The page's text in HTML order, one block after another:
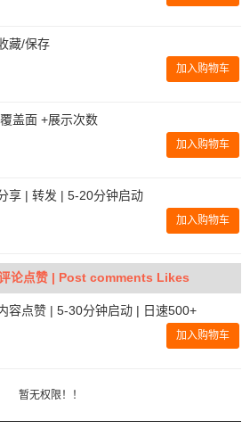
藏/保存
加入购物车
盖面 +展示次数
加入购物车
享 | 转发 | 5-20分钟启动
加入购物车
论点赞 | Post comments Likes
容点赞 | 5-30分钟启动 | 日速500+
加入购物车
暂无权限！！